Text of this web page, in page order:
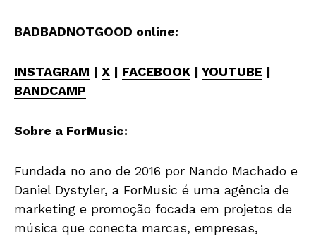
BADBADNOTGOOD online:
INSTAGRAM | X | FACEBOOK | YOUTUBE |
BANDCAMP
Sobre a ForMusic:
Fundada no ano de 2016 por Nando Machado e
Daniel Dystyler, a ForMusic é uma agência de
marketing e promoção focada em projetos de
música que conecta marcas, empresas,